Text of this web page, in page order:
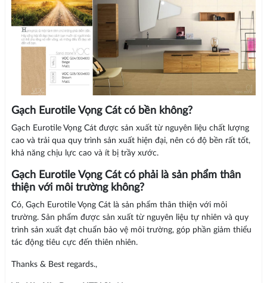
Gạch Eurotile Vọng Cát có bền không?
Gạch Eurotile Vọng Cát được sản xuất từ nguyên liệu chất lượng
cao và trải qua quy trình sản xuất hiện đại, nên có độ bền rất tốt,
khả năng chịu lực cao và ít bị trầy xước.
Gạch Eurotile Vọng Cát có phải là sản phẩm thân
thiện với môi trường không?
Có, Gạch Eurotile Vọng Cát là sản phẩm thân thiện với môi
trường. Sản phẩm được sản xuất từ nguyên liệu tự nhiên và quy
trình sản xuất đạt chuẩn bảo vệ môi trường, góp phần giảm thiểu
tác động tiêu cực đến thiên nhiên.
Thanks & Best regards.,